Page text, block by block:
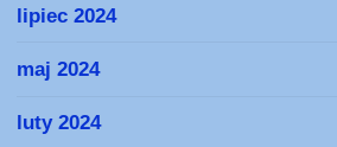
lipiec 2024
maj 2024
luty 2024